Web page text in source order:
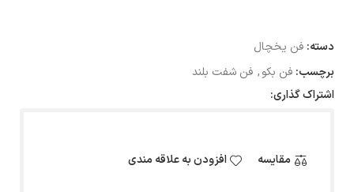
دسته: فن یخچال
برچسب: فن بکو, فن شفت بلند
اشتراک گذاری:
مقایسه افزودن به علاقه مندی